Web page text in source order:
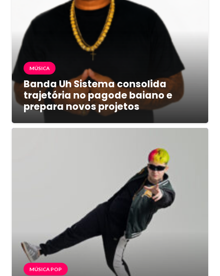
MÚSICA
Banda Uh Sistema consolida
trajetória no pagode baiano e
prepara novos projetos
MÚSICA POP